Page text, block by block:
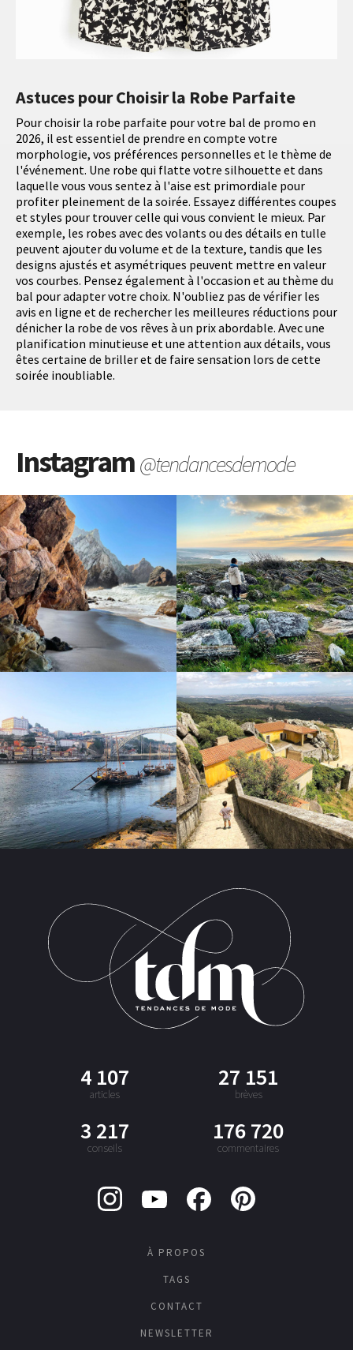
Astuces pour Choisir la Robe Parfaite
Pour choisir la robe parfaite pour votre bal de promo en
2026, il est essentiel de prendre en compte votre
morphologie, vos préférences personnelles et le thème de
l'événement. Une robe qui flatte votre silhouette et dans
laquelle vous vous sentez à l'aise est primordiale pour
profiter pleinement de la soirée. Essayez différentes coupes
et styles pour trouver celle qui vous convient le mieux. Par
exemple, les robes avec des volants ou des détails en tulle
peuvent ajouter du volume et de la texture, tandis que les
designs ajustés et asymétriques peuvent mettre en valeur
vos courbes. Pensez également à l'occasion et au thème du
bal pour adapter votre choix. N'oubliez pas de vérifier les
avis en ligne et de rechercher les meilleures réductions pour
dénicher la robe de vos rêves à un prix abordable. Avec une
planification minutieuse et une attention aux détails, vous
êtes certaine de briller et de faire sensation lors de cette
soirée inoubliable.
Instagram@tendancesdemode
4 107
articles
27 151
brèves
3 217
conseils
176 720
commentaires
À PROPOS
TAGS
CONTACT
NEWSLETTER